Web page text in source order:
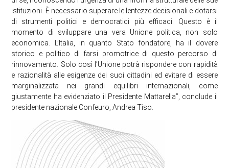
istituzioni. È necessario superare le lentezze decisionali e dotarsi
di strumenti politici e democratici più efficaci. Questo è il
momento di sviluppare una vera Unione politica, non solo
economica. L’Italia, in quanto Stato fondatore, ha il dovere
storico e politico di farsi promotrice di questo percorso di
rinnovamento. Solo così l’Unione potrà rispondere con rapidità
e razionalità alle esigenze dei suoi cittadini ed evitare di essere
marginalizzata nei grandi equilibri internazionali, come
giustamente ha evidenziato il Presidente Mattarella”, conclude il
presidente nazionale Confeuro, Andrea Tiso.